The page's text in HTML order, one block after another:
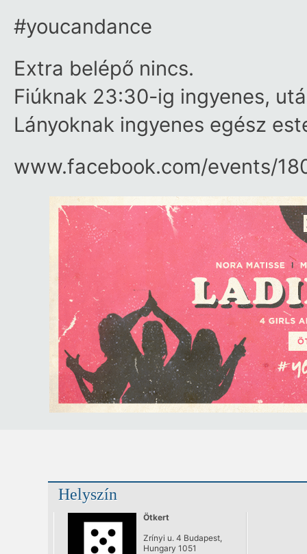
#youcandance
Extra belépő nincs.
Fiúknak 23:30-ig ingyenes,
Lányoknak ingyenes egész
www.facebook.com/​events/​
Helyszín
Ötkert
Zrínyi u. 4 Budapest,
Hungary 1051